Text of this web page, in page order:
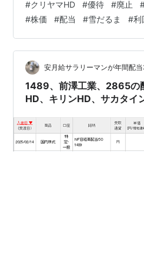
年以上の長期保有で2000円分
HDは2020年から563円で200
利回りは9.95% 長期保有での
る。 最近は優待廃止で株価が
多いような？ 保有株で優待廃
#クリヤマHD #優待 #廃止
#株価 #配当 #雪だるま #利
安月給サラリーマンが年間配
1489、前澤工業、2865の
HD、キリンHD、サカタイ